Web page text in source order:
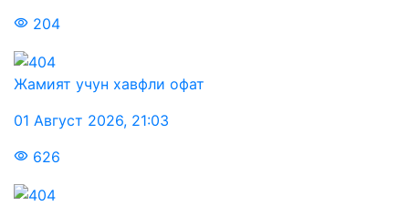
204
Жамият учун хавфли офат
01 Август 2026, 21:03
626